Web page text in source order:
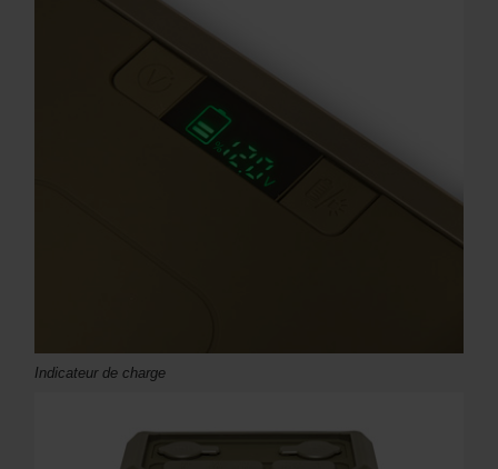
Indicateur de charge